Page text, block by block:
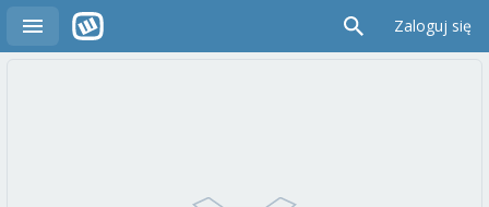
Zaloguj się